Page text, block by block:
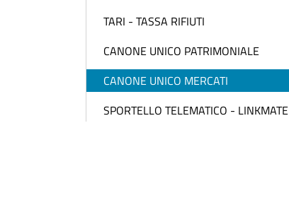
TARI - TASSA RIFIUTI
CANONE UNICO PATRIMONIALE
CANONE UNICO MERCATI
SPORTELLO TELEMATICO - LINKMATE